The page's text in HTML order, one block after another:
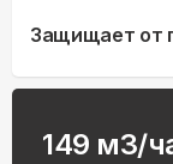
Защищает от
149 м3/